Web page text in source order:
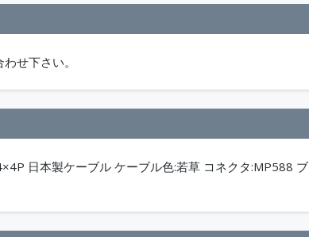
せ下さい。
日本製ケーブル ケーブル色:若草 コネクタ:MP588 ブ